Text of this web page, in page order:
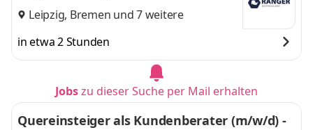
Leipzig, Bremen und 7 weitere
in etwa 2 Stunden
Jobszu dieser Suche per Mail erhalten
Quereinsteiger als Kundenberater (m/w/d) -